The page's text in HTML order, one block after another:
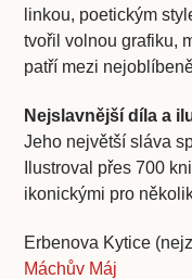
linkou, poetickým
tvořil volnou grafiku,
patří mezi
Nejslavnější díla a
Jeho největší sláva
Ilustroval přes 700
ikonickými pro
Erbenova Kytice
Máchův Máj